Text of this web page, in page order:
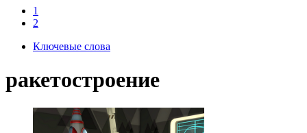
1
2
Ключевые слова
ракетостроение